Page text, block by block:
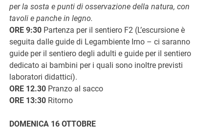
per la sosta e punti di osservazione della natura, con
tavoli e panche in legno.
ORE 9:30 Partenza per il sentiero F2 (L’escursione è
seguita dalle guide di Legambiente Irno – ci saranno
guide per il sentiero degli adulti e guide per il sentiero
dedicato ai bambini per i quali sono inoltre previsti
laboratori didattici).
ORE 12.30 Pranzo al sacco
ORE 13:30 Ritorno
DOMENICA 16 OTTOBRE